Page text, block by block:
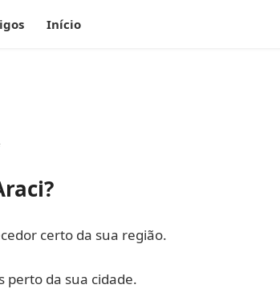
Início
certo da sua região.
perto da sua cidade.